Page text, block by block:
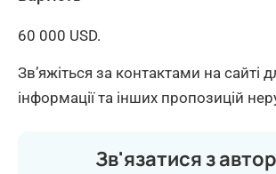
60 000 USD.
Зв’яжіться за контактами на сайті
інформації та інших пропозицій
Зв'язатися з